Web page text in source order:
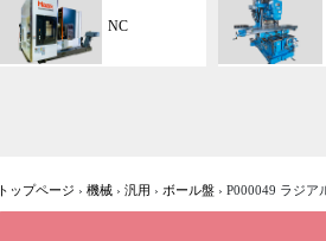
NC
トップページ › 機械 › 汎用 › ボール盤 › P000049 ラジア